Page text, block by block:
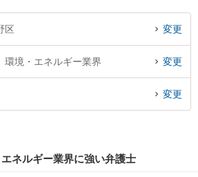
区 変更
環境・エネルギー業界 変更
変更
ネルギー業界に強い弁護士